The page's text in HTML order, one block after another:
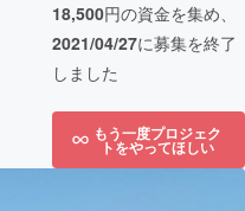
18,500円の資金を集め、
2021/04/27に募集を終了
しました
もう一度プロジェク
トをやってほしい